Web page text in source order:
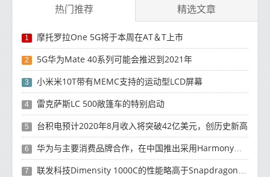
热门推荐 精选文章
1 摩托罗拉One 5G将于本周在AT＆T上市
2 5G华为Mate 40系列可能会推迟到2021年
3 小米米10T带有MEMC支持的运动型LCD屏幕
4 雷克萨斯LC 500敞篷车的特别启动
5 台积电预计2020年8月收入将突破42亿美元，创历史新高
6 华为与主要消费品牌合作，在中国推出采用HarmonyOS 2.0的智能家居产品
7 联发科技Dimensity 1000C的性能略高于Snapdragon 765G